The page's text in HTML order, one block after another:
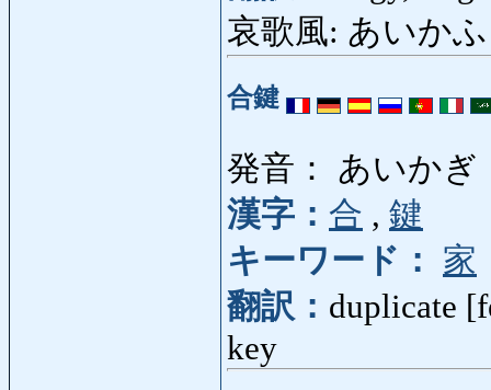
哀歌風: あいか
合鍵
発音： あいかぎ
漢字： 合 , 鍵
キーワード：
家
翻訳： duplicate
key